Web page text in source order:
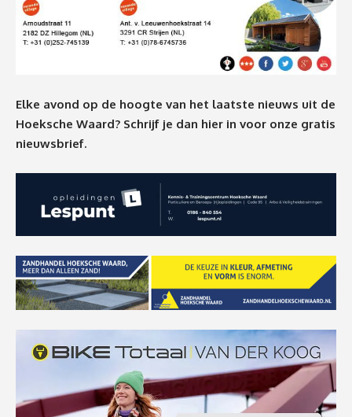
Elke avond op de hoogte van het laatste nieuws uit de
Hoeksche Waard? Schrijf je dan hier in voor onze gratis
nieuwsbrief.